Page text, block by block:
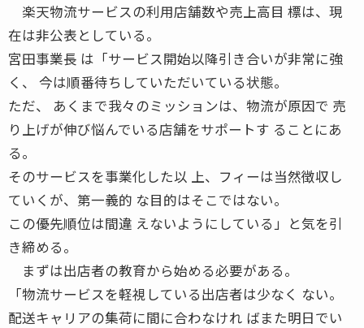
楽天物流サービスの利用店舗数や売上高目 標は、現
在は非公表としている。
宮田事業長 は「サービス開始以降引き合いが非常に強
く、 今は順番待ちしていただいている状態。
ただ、 あくまで我々のミッションは、物流が原因で 売
り上げが伸び悩んでいる店舗をサポートす ることにあ
る。
そのサービスを事業化した以 上、フィーは当然徴収し
ていくが、第一義的 な目的はそこではない。
この優先順位は間違 えないようにしている」と気を引
き締める。
まずは出店者の教育から始める必要がある。
「物流サービスを軽視している出店者は少なく ない。
配送キャリアの集荷に間に合わなけれ ばまた明日でい